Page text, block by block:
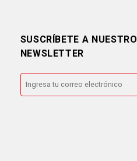
SUSCRÍBETE A NUESTRO
NEWSLETTER